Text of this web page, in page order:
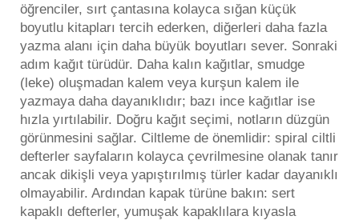
öğrenciler, sırt çantasına kolayca sığan küçük
boyutlu kitapları tercih ederken, diğerleri daha fazla
yazma alanı için daha büyük boyutları sever. Sonraki
adım kağıt türüdür. Daha kalın kağıtlar, smudge
(leke) oluşmadan kalem veya kurşun kalem ile
yazmaya daha dayanıklıdır; bazı ince kağıtlar ise
hızla yırtılabilir. Doğru kağıt seçimi, notların düzgün
görünmesini sağlar. Ciltleme de önemlidir: spiral ciltli
defterler sayfaların kolayca çevrilmesine olanak tanır
ancak dikişli veya yapıştırılmış türler kadar dayanıklı
olmayabilir. Ardından kapak türüne bakın: sert
kapaklı defterler, yumuşak kapaklılara kıyasla